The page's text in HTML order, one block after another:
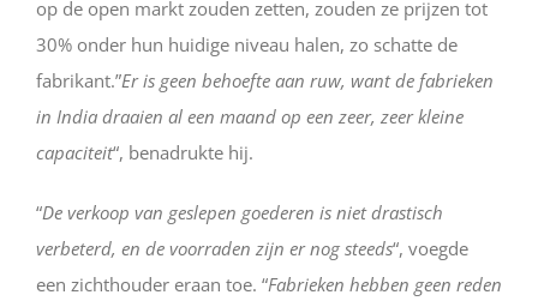
op de open markt zouden zetten, zouden ze prijzen tot
30% onder hun huidige niveau halen, zo schatte de
fabrikant.”Er is geen behoefte aan ruw, want de fabrieken
in India draaien al een maand op een zeer, zeer kleine
capaciteit“, benadrukte hij.
“De verkoop van geslepen goederen is niet drastisch
verbeterd, en de voorraden zijn er nog steeds“, voegde
een zichthouder eraan toe. “Fabrieken hebben geen reden